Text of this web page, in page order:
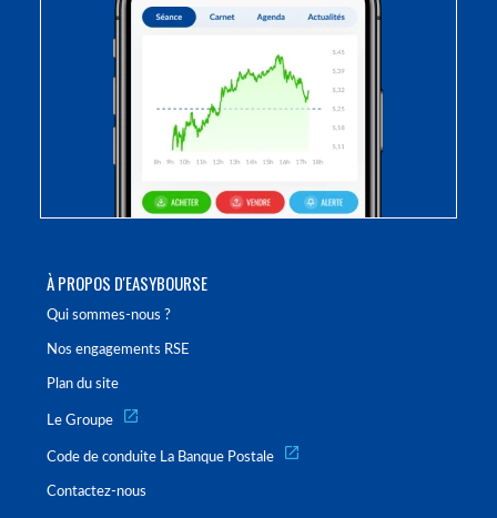
À PROPOS D'EASYBOURSE
Qui sommes-nous ?
Nos engagements RSE
Plan du site
Le Groupe
Code de conduite La Banque Postale
Contactez-nous